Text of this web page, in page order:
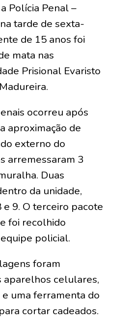
Polícia Penal –
tarde de sexta-
de 15 anos foi
mata nas
Prisional Evaristo
ocorreu após
aproximação de
externo do
arremessaram 3
Duas
da unidade,
9. O terceiro pacote
foi recolhido
policial.
foram
aparelhos celulares,
uma ferramenta do
cortar cadeados.